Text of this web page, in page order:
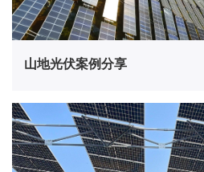
山地光伏案例分享